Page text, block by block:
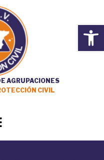
AGRUPACIONES
CIVIL